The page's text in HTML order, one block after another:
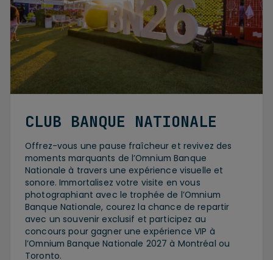
CLUB BANQUE NATIONALE
Offrez-vous une pause fraîcheur et revivez des
moments marquants de l’Omnium Banque
Nationale à travers une expérience visuelle et
sonore. Immortalisez votre visite en vous
photographiant avec le trophée de l’Omnium
Banque Nationale, courez la chance de repartir
avec un souvenir exclusif et participez au
concours pour gagner une expérience VIP à
l’Omnium Banque Nationale 2027 à Montréal ou
Toronto.